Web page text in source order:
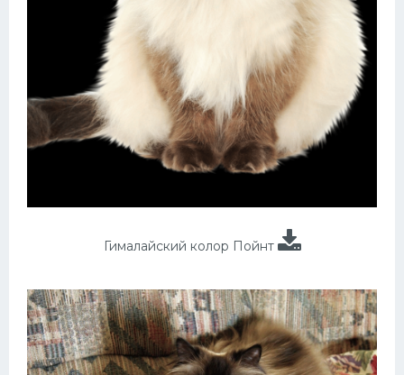
Гималайский колор Пойнт